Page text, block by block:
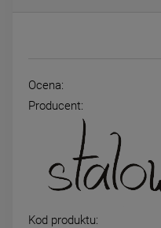
Ocena:
Producent:
Kod produktu: